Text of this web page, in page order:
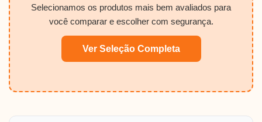
Selecionamos os produtos mais bem avaliados para
você comparar e escolher com segurança.
Ver Seleção Completa